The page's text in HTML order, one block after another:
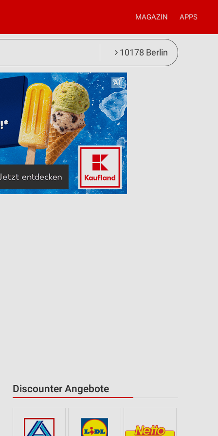
MAGAZIN APPS
10178 Berlin
Discounter Angebote